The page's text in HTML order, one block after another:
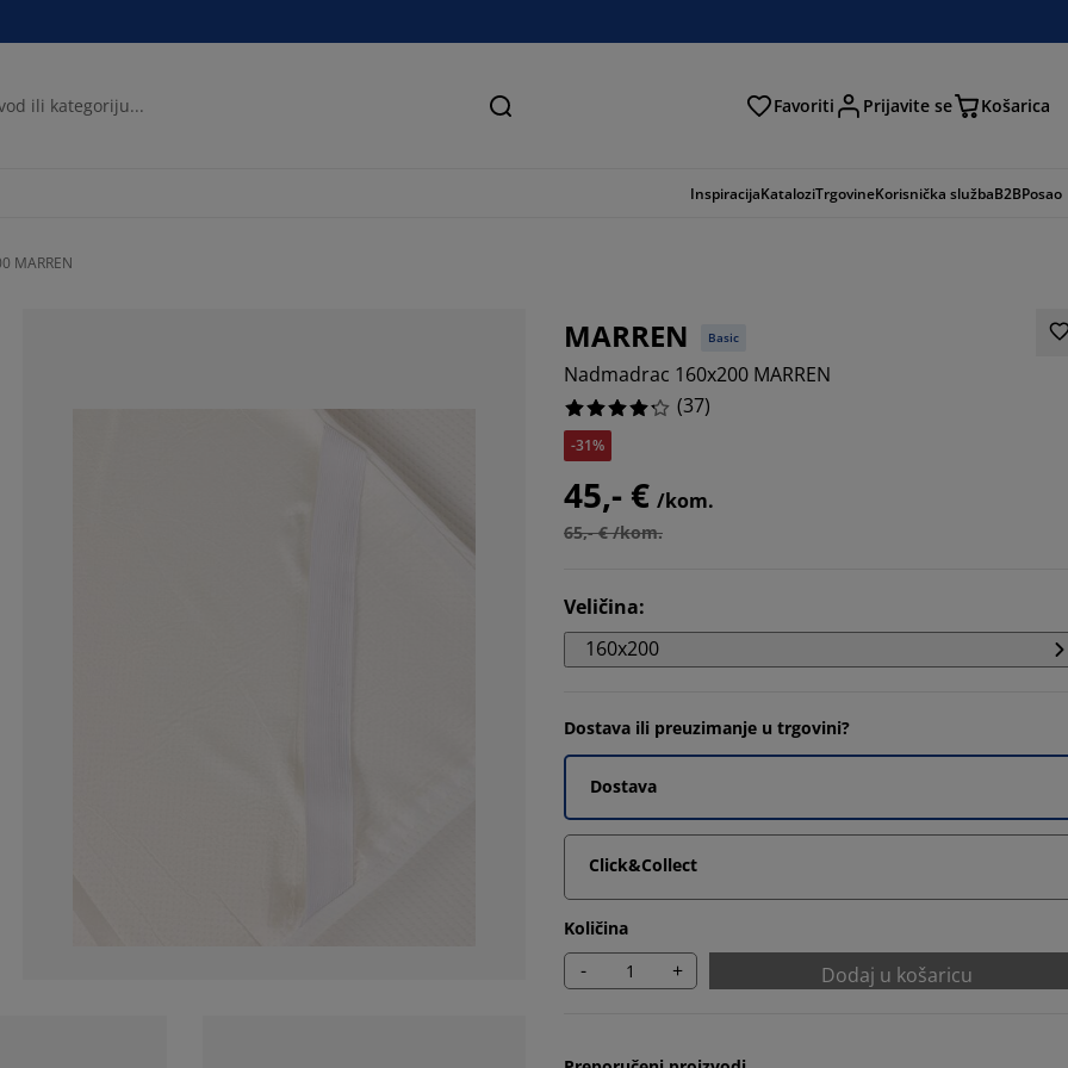
Pretraga Favoriti Prijavite se Košarica
InspiracijaKataloziTrgovineKorisnička službaB2BPosao
MARREN
MARREN Basic
Nadmadrac 160x200 MARREN
(37)
-31%
45,- € /kom.
65,- € /kom.
Veličina:
160x200
Dostava ili preuzimanje u trgovini?
Dostava
Click&Collect
Količina
- + Dodaj u košaricu
72.97297297297297%
5.405405405405405%
16.216216216216218%